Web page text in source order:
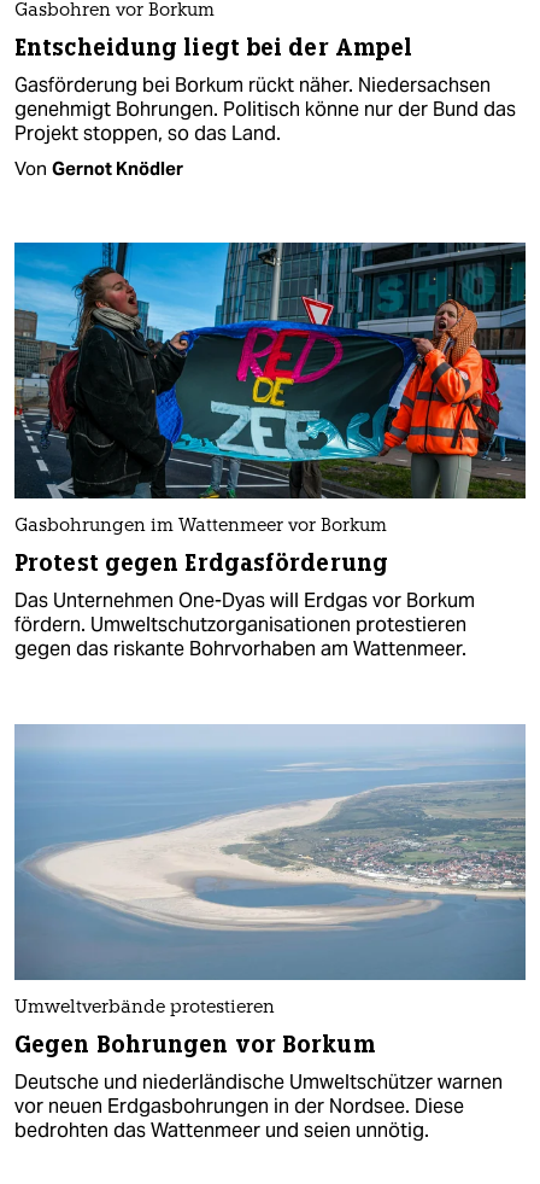
Gasbohren vor Borkum
Entscheidung liegt bei der Ampel
Gasförderung bei Borkum rückt näher. Niedersachsen
genehmigt Bohrungen. Politisch könne nur der Bund das
Projekt stoppen, so das Land.
Von Gernot Knödler
Gasbohrungen im Wattenmeer vor Borkum
Protest gegen Erdgasförderung
Das Unternehmen One-Dyas will Erdgas vor Borkum
fördern. Umweltschutzorganisationen protestieren
gegen das riskante Bohrvorhaben am Wattenmeer.
Umweltverbände protestieren
Gegen Bohrungen vor Borkum
Deutsche und niederländische Umweltschützer warnen
vor neuen Erdgasbohrungen in der Nordsee. Diese
bedrohten das Wattenmeer und seien unnötig.